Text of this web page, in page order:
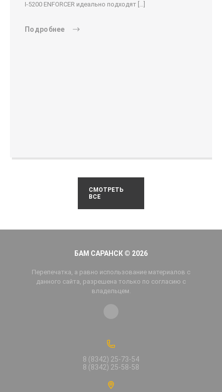
I-5200 ENFORCER идеально подходят […]
Подробнее
СМОТРЕТЬ
ВСЕ
БАМ САРАНСК © 2026
Перепечатка, а равно использование материалов с
данного сайта, разрешена только по согласию с
владельцем.
8 (8342) 25-73-54
8 (8342) 25-58-58